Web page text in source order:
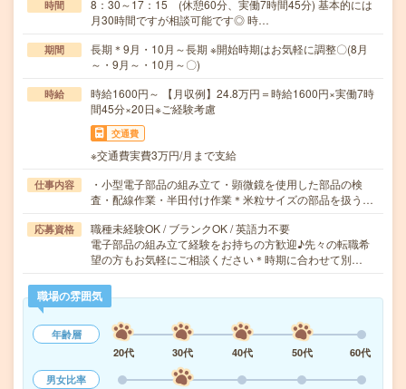
時間
8：30～17：15 (休憩60分、実働7時間45分) 基本的には
月30時間ですが相談可能です◎ 時…
期間
長期＊9月・10月～長期 ※開始時期はお気軽に調整〇(8月
～・9月～・10月～〇)
時給
時給1600円～ 【月収例】24.8万円＝時給1600円×実働7時
間45分×20日※ご経験考慮
交通費
※交通費実費3万円/月まで支給
仕事内容
・小型電子部品の組み立て・顕微鏡を使用した部品の検
査・配線作業・半田付け作業＊米粒サイズの部品を扱う…
応募資格
職種未経験OK / ブランクOK / 英語力不要
電子部品の組み立て経験をお持ちの方歓迎♪先々の転職希
望の方もお気軽にご相談ください＊時期に合わせて別…
職場の雰囲気
年齢層
20代
30代 40代 50代
60代
男女比率